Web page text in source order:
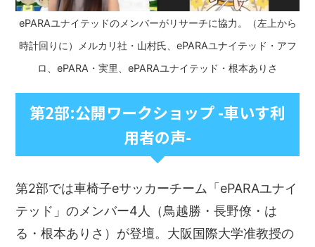
ePARAユナイテッドのメンバーがリサーチに協力。（左上から
時計回りに）メルカリ社・山村氏、ePARAユナイテッド・アフ
ロ、ePARA・実里、ePARAユナイテッド・根本ありさ
第2部:公開ワークショップ -車いす利
用者の声-
第2部では車椅子eサッカーチーム「ePARAユナイ
テッド」のメンバー4人（鳥越勝・長野僚・は
る・根本ありさ）が登壇。大阪国際大学准教授の